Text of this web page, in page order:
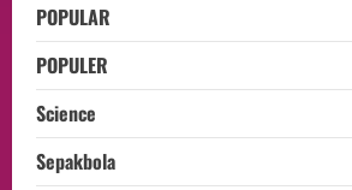
POPULAR
POPULER
Science
Sepakbola